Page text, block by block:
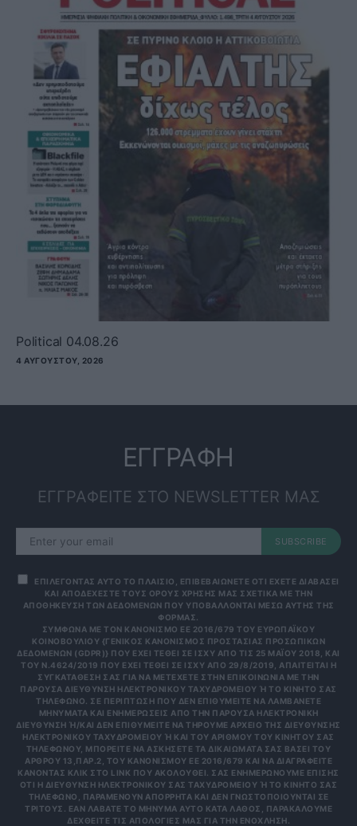
Political 04.08.26
4 ΑΥΓΟΎΣΤΟΥ, 2026
ΕΓΓΡΑΦΗ
ΕΓΓΡΑΦΕΙΤΕ ΣΤΟ NEWSLETTER ΜΑΣ
SUBSCRIBE
ΕΠΙΛΕΓΟΝΤΑΣ ΑΥΤΟ ΤΟ ΠΛΑΙΣΙΟ, ΕΠΙΒΕΒΑΙΩΝΕΤΕ ΟΤΙ ΕΧΕΤΕ ΔΙΑΒΑΣΕΙ
ΚΑΙ ΑΠΟΔΕΧΕΣΤΕ ΤΟΥΣ ΟΡΟΥΣ ΧΡΗΣΗΣ ΜΑΣ ΣΧΕΤΙΚΑ ΜΕ ΤΗΝ
ΑΠΟΘΗΚΕΥΣΗ ΤΩΝ ΔΕΔΟΜΕΝΩΝ ΠΟΥ ΥΠΟΒΑΛΛΟΝΤΑΙ ΜΕΣΩ ΑΥΤΗΣ ΤΗΣ
ΦΟΡΜΑΣ.
ΣΎΜΦΩΝΑ ΜΕ ΤΟΝ ΚΑΝΟΝΙΣΜΌ ΕΕ 2016/679 ΤΟΥ ΕΥΡΩΠΑΪΚΟΎ
ΚΟΙΝΟΒΟΥΛΊΟΥ {ΓΕΝΙΚΌΣ ΚΑΝΟΝΙΣΜΌΣ ΠΡΟΣΤΑΣΊΑΣ ΠΡΟΣΩΠΙΚΏΝ
ΔΕΔΟΜΈΝΩΝ (GDPR)} ΠΟΥ ΈΧΕΙ ΤΕΘΕΊ ΣΕ ΙΣΧΎ ΑΠΌ ΤΙΣ 25 ΜΑΪ́ΟΥ 2018, ΚΑΙ
ΤΟΥ Ν.4624/2019 ΠΟΥ ΈΧΕΙ ΤΕΘΕΊ ΣΕ ΙΣΧΎ ΑΠΌ 29/8/2019, ΑΠΑΙΤΕΊΤΑΙ Η
ΣΥΓΚΑΤΆΘΕΣΉ ΣΑΣ ΓΙΑ ΝΑ ΜΕΤΈΧΕΤΕ ΣΤΗΝ ΕΠΙΚΟΙΝΩΝΊΑ ΜΕ ΤΗΝ
ΠΑΡΟΎΣΑ ΔΙΕΎΘΥΝΣΗ ΗΛΕΚΤΡΟΝΙΚΟΎ ΤΑΧΥΔΡΟΜΕΊΟΥ Ή ΤΟ ΚΙΝΗΤΌ ΣΑΣ Τ
ΗΛΈΦΩΝΟ. ΣΕ ΠΕΡΊΠΤΩΣΗ ΠΟΥ ΔΕΝ ΕΠΙΘΥΜΕΊΤΕ ΝΑ ΛΑΜΒΆΝΕΤΕ Μ
ΗΝΎΜΑΤΑ ΚΑΙ ΕΝΗΜΕΡΏΣΕΙΣ ΑΠΌ ΤΗΝ ΠΑΡΟΎΣΑ ΗΛΕΚΤΡΟΝΙΚΉ Δ
ΙΕΎΘΥΝΣΗ Ή/ΚΑΙ ΔΕΝ ΕΠΙΘΥΜΕΊΤΕ ΝΑ ΤΗΡΟΎΜΕ ΑΡΧΕΊΟ ΤΗΣ ΔΙΕΎΘΥΝΣΗΣ ΗΛ
ΕΚΤΡΟΝΙΚΟΎ ΤΑΧΥΔΡΟΜΕΊΟΥ Ή ΚΑΙ ΤΟΥ ΑΡΙΘΜΟΎ ΤΟΥ ΚΙΝΗΤΟΎ ΣΑΣ ΤΗΛ
ΕΦΏΝΟΥ, ΜΠΟΡΕΊΤΕ ΝΑ ΑΣΚΉΣΕΤΕ ΤΑ ΔΙΚΑΙΏΜΑΤΆ ΣΑΣ ΒΆΣΕΙ ΤΟΥ ΆΡΘ
ΡΟΥ 13,ΠΑΡ.2, ΤΟΥ ΚΑΝΟΝΙΣΜΟΎ ΕΕ 2016/679 ΚΑΙ ΝΑ ΔΙΑΓΡΑΦΕΊΤΕ ΚΆΝ
ΟΝΤΑΣ ΚΛΙΚ ΣΤΟ LINK ΠΟΥ ΑΚΟΛΟΥΘΕΊ. ΣΑΣ ΕΝΗΜΕΡΏΝΟΥΜΕ ΕΠΊΣΗΣ ΌΤΙ
Η ΔΙΕΎΘΥΝΣΗ ΗΛΕΚΤΡΟΝΙΚΟΎ ΣΑΣ ΤΑΧΥΔΡΟΜΕΊΟΥ Ή ΤΟ ΚΙΝΗΤΌ ΣΑΣ ΤΗΛΈ
ΦΩΝΟ, ΠΑΡΑΜΈΝΟΥΝ ΑΠΌΡΡΗΤΑ ΚΑΙ ΔΕΝ ΓΝΩΣΤΟΠΟΙΟΎΝΤΑΙ ΣΕ ΤΡΊΤ
ΟΥΣ. ΕΆΝ ΛΆΒΑΤΕ ΤΟ ΜΉΝΥΜΑ ΑΥΤΌ ΚΑΤΆ ΛΆΘΟΣ, ΠΑΡΑΚΑΛΟΎΜΕ ΔΕΧΘ
ΕΊΤΕ ΤΙΣ ΑΠΟΛΟΓΊΕΣ ΜΑΣ ΓΙΑ ΤΗΝ ΕΝΌΧΛΗΣΗ.